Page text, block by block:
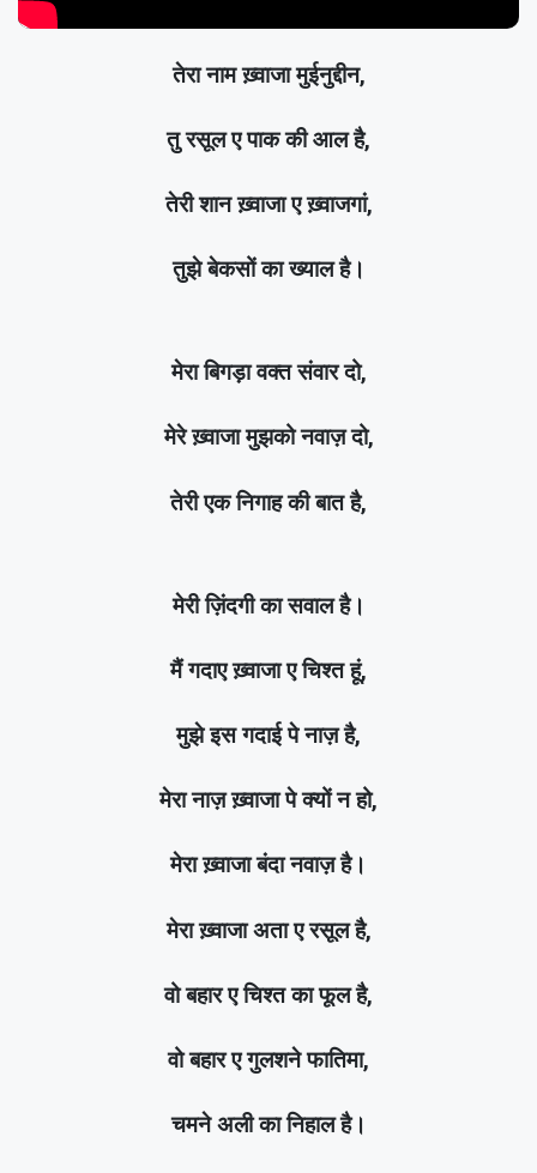
तेरा नाम ख़्वाजा मुईनुद्दीन,
तु रसूल ए पाक की आल है,
तेरी शान ख़्वाजा ए ख़्वाजगां,
तुझे बेकसों का ख्याल है।
मेरा बिगड़ा वक्त संवार दो,
मेरे ख़्वाजा मुझको नवाज़ दो,
तेरी एक निगाह की बात है,
मेरी ज़िंदगी का सवाल है।
मैं गदाए ख़्वाजा ए चिश्त हूं,
मुझे इस गदाई पे नाज़ है,
मेरा नाज़ ख़्वाजा पे क्यों न हो,
मेरा ख़्वाजा बंदा नवाज़ है।
मेरा ख़्वाजा अता ए रसूल है,
वो बहार ए चिश्त का फूल है,
वो बहार ए गुलशने फातिमा,
चमने अली का निहाल है।